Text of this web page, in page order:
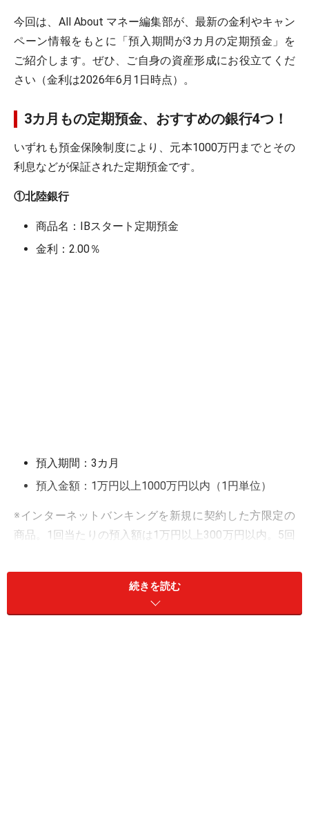
今回は、All About マネー編集部が、最新の金利やキャン
ペーン情報をもとに「預入期間が3カ月の定期預金」を
ご紹介します。ぜひ、ご自身の資産形成にお役立てくだ
さい（金利は2026年6月1日時点）。
3カ月もの定期預金、おすすめの銀行4つ！
いずれも預金保険制度により、元本1000万円までとその
利息などが保証された定期預金です。
①北陸銀行
商品名：IBスタート定期預金
金利：2.00％
預入期間：3カ月
預入金額：1万円以上1000万円以内（1円単位）
※インターネットバンキングを新規に契約した方限定の
商品。1回当たりの預入額は1万円以上300万円以内。5回
間はインターネットバンキング利用登録の2日後から90
続きを読む